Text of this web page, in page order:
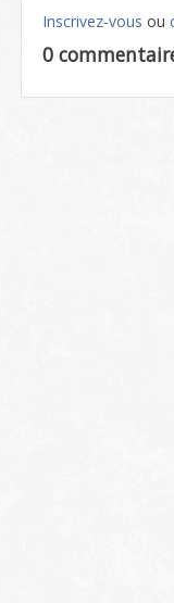
Inscrivez-vous ou
0